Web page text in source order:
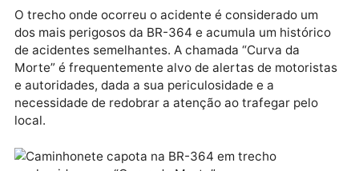
A Polícia Rodoviária Federal (PRF) esteve no local
atender a ocorrência e iniciar os procedimentos de
investigação, a fim de apurar as causas do acidente.
Possíveis fatores como excesso de velocidade,
mecânicas ou as condições da pista poderão ser
analisados no decorrer da apuração.
O trecho onde ocorreu o acidente é considerado um